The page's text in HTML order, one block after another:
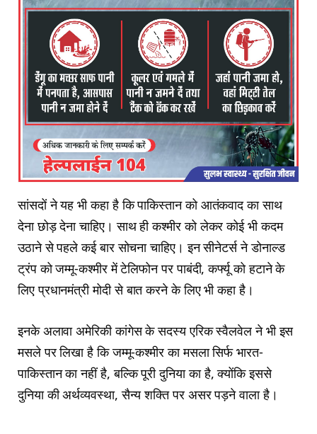
सांसदों ने यह भी कहा है कि पाकिस्तान को आतंकवाद का साथ
देना छोड़ देना चाहिए। साथ ही कश्मीर को लेकर कोई भी कदम
उठाने से पहले कई बार सोचना चाहिए। इन सीनेटर्स ने डोनाल्ड
ट्रंप को जम्मू-कश्मीर में टेलिफोन पर पाबंदी, कर्फ्यू को हटाने के
लिए प्रधानमंत्री मोदी से बात करने के लिए भी कहा है।
इनके अलावा अमेरिकी कांगेस के सदस्य एरिक स्वैलवेल ने भी इस
मसले पर लिखा है कि जम्मू-कश्मीर का मसला सिर्फ भारत-
पाकिस्तान का नहीं है, बल्कि पूरी दुनिया का है, क्योंकि इससे
दुनिया की अर्थव्यवस्था, सैन्य शक्ति पर असर पड़ने वाला है।